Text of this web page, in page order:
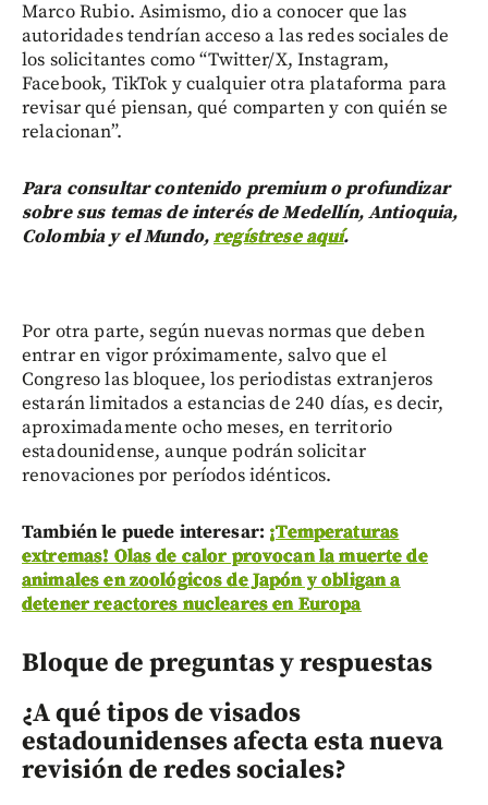
Marco Rubio. Asimismo, dio a conocer que las
autoridades tendrían acceso a las redes sociales de
los solicitantes como “Twitter/X, Instagram,
Facebook, TikTok y cualquier otra plataforma para
revisar qué piensan, qué comparten y con quién se
relacionan”.
Para consultar contenido premium o profundizar
sobre sus temas de interés de Medellín, Antioquia,
Colombia y el Mundo,regístrese aquí.
Por otra parte, según nuevas normas que deben
entrar en vigor próximamente, salvo que el
Congreso las bloquee, los periodistas extranjeros
estarán limitados a estancias de 240 días, es decir,
aproximadamente ocho meses, en territorio
estadounidense, aunque podrán solicitar
renovaciones por períodos idénticos.
También le puede interesar: ¡Temperaturas
extremas! Olas de calor provocan la muerte de
animales en zoológicos de Japón y obligan a
detener reactores nucleares en Europa
Bloque de preguntas y respuestas
¿A qué tipos de visados
estadounidenses afecta esta nueva
revisión de redes sociales?